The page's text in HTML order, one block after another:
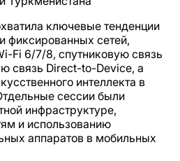
ключевые тенденции
фиксированных сетей,
Fi 6/7/8, спутниковую связь
связь Direct-to-Device, а
интеллекта в
сессии были
инфраструктуре,
и использованию
аппаратов в мобильных